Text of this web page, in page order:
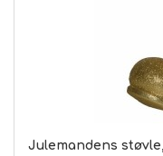
Julemandens